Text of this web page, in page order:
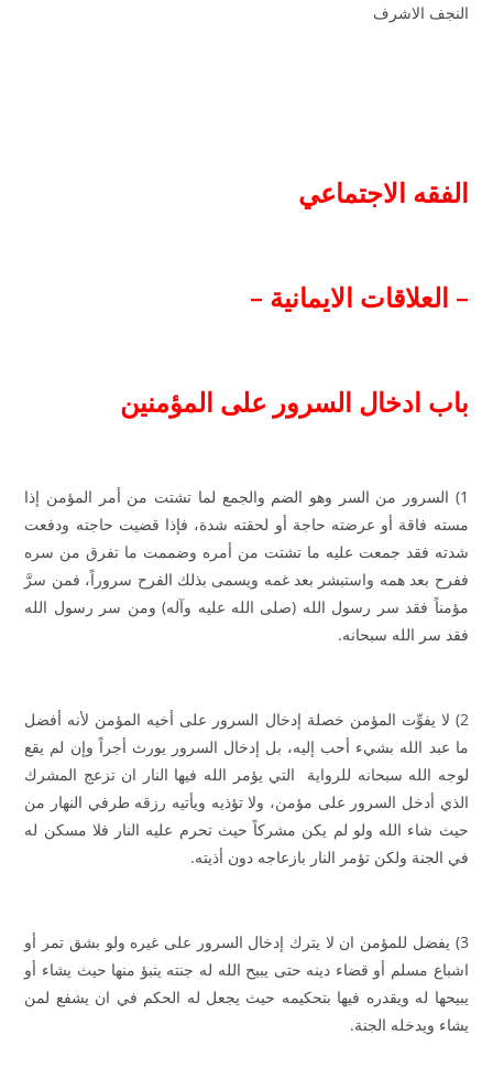
النجف الاشرف
الفقه الاجتماعي
– العلاقات الايمانية –
باب ادخال السرور على المؤمنين
1) السرور من السر وهو الضم والجمع لما تشتت من أمر المؤمن إذا
مسته فاقة أو عرضته حاجة أو لحقته شدة، فإذا قضيت حاجته ودفعت
شدته فقد جمعت عليه ما تشتت من أمره وضممت ما تفرق من سره
ففرح بعد همه واستبشر بعد غمه ويسمى بذلك الفرح سروراً، فمن سرَّ
مؤمناً فقد سر رسول الله (صلى الله عليه وآله) ومن سر رسول الله
فقد سر الله سبحانه.
2) لا يفوِّت المؤمن خصلة إدخال السرور على أخيه المؤمن لأنه أفضل
ما عبد الله بشيء أحب إليه، بل إدخال السرور يورث أجراً وإن لم يقع
لوجه الله سبحانه للرواية التي يؤمر الله فيها النار ان تزعج المشرك
الذي أدخل السرور على مؤمن، ولا تؤذيه ويأتيه رزقه طرفي النهار من
حيث شاء الله ولو لم يكن مشركاً حيث تحرم عليه النار فلا مسكن له
في الجنة ولكن تؤمر النار بازعاجه دون أذيته.
3) يفضل للمؤمن ان لا يترك إدخال السرور على غيره ولو بشق تمر أو
اشباع مسلم أو قضاء دينه حتى يبيح الله له جنته يتبؤ منها حيث يشاء أو
يبيحها له ويقدره فيها بتحكيمه حيث يجعل له الحكم في ان يشفع لمن
يشاء ويدخله الجنة.